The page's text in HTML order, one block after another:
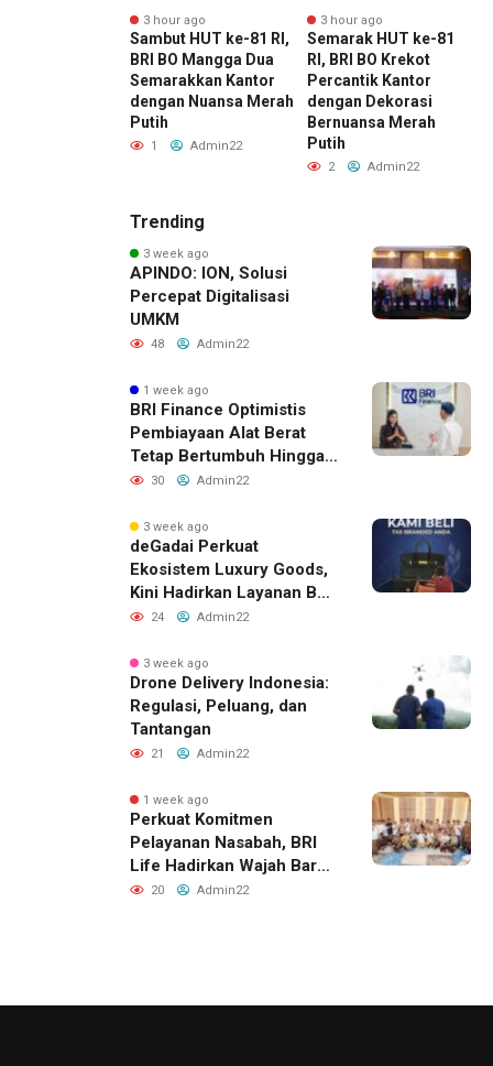
3 hour ago
Sambut HUT ke-81 RI,
BRI BO Mangga Dua
Semarakkan Kantor
dengan Nuansa Merah
Putih
1 Admin22
3 hour ago
Semarak HUT ke-81
RI, BRI BO Krekot
Percantik Kantor
dengan Dekorasi
Bernuansa Merah
Putih
2 Admin22
Trending
3 week ago
APINDO: ION, Solusi
Percepat Digitalisasi
UMKM
48 Admin22
1 week ago
BRI Finance Optimistis
Pembiayaan Alat Berat
Tetap Bertumbuh Hingga
Akhir 2026
30 Admin22
3 week ago
deGadai Perkuat
Ekosistem Luxury Goods,
Kini Hadirkan Layanan Beli
Tas, Titip Jual, dan Gadai
24 Admin22
3 week ago
Drone Delivery Indonesia:
Regulasi, Peluang, dan
Tantangan
21 Admin22
1 week ago
Perkuat Komitmen
Pelayanan Nasabah, BRI
Life Hadirkan Wajah Baru
Kantor Layanan di
20 Admin22